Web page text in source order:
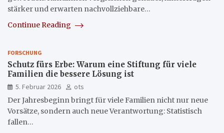
stärker und erwarten nachvollziehbare…
Continue Reading
FORSCHUNG
Schutz fürs Erbe: Warum eine Stiftung für viele
Familien die bessere Lösung ist
5. Februar 2026
ots
Der Jahresbeginn bringt für viele Familien nicht nur neue
Vorsätze, sondern auch neue Verantwortung: Statistisch
fallen…